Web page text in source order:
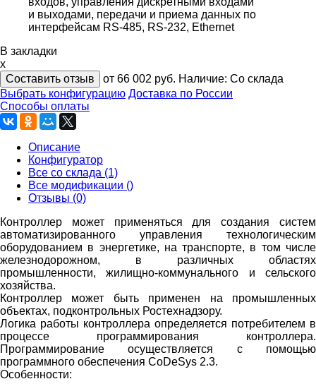
и выходами, передачи и приема данных по
интерфейсам RS-485, RS-232, Ethernet
В закладки
x
Составить отзыв
от 66 002 руб. Наличие: Со склада
Выбрать конфигурацию Доставка по России
Способы оплаты
Описание
Конфигуратор
Все со склада (1)
Все модификации ()
Отзывы (0)
Контроллер может применяться для создания систем
автоматизированного управления технологическим
оборудованием в энергетике, на транспорте, в том числе
железнодорожном, в различных областях
промышленности, жилищно-коммунального и сельского
хозяйства.
Контроллер может быть применен на промышленных
объектах, подконтрольных Ростехнадзору.
Логика работы контроллера определяется потребителем в
процессе программирования контроллера.
Программирование осуществляется с помощью
программного обеспечения CoDeSys 2.3.
Особенности: